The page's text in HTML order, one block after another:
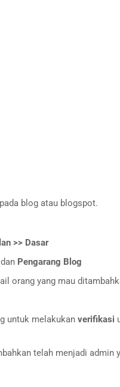
blog atau blogspot.
>> Dasar
dan Pengarang Blog
orang yang mau
untuk melakukan verifikasi
telah menjadi admin